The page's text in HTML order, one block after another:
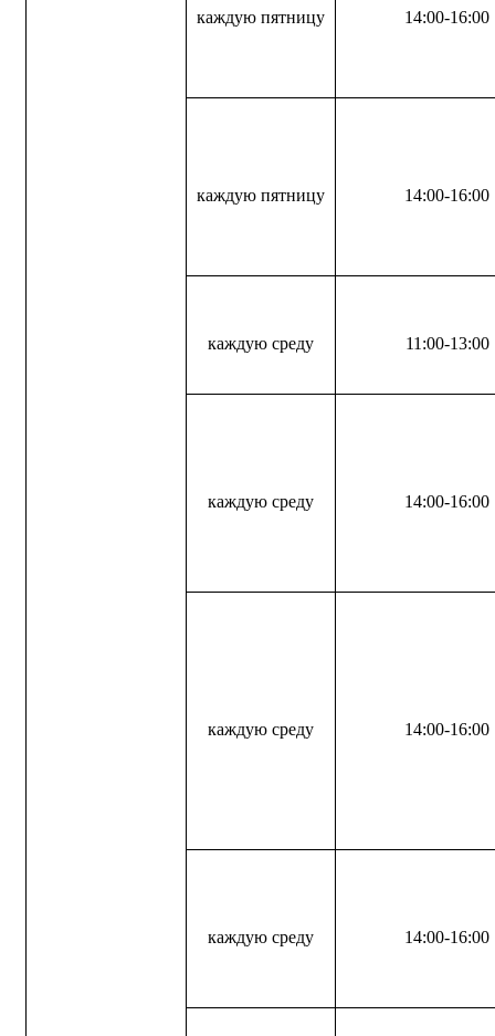
каждую пятницу 14:00-16:00
каждую пятницу 14:00-16:00
каждую среду 11:00-13:00
каждую среду 14:00-16:00
каждую среду 14:00-16:00
каждую среду 14:00-16:00